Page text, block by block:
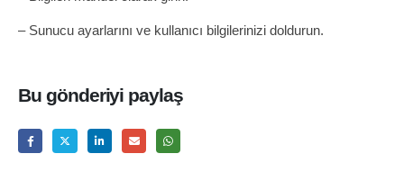
– Sunucu ayarlarını ve kullanıcı bilgilerinizi doldurun.
Bu gönderiyi paylaş